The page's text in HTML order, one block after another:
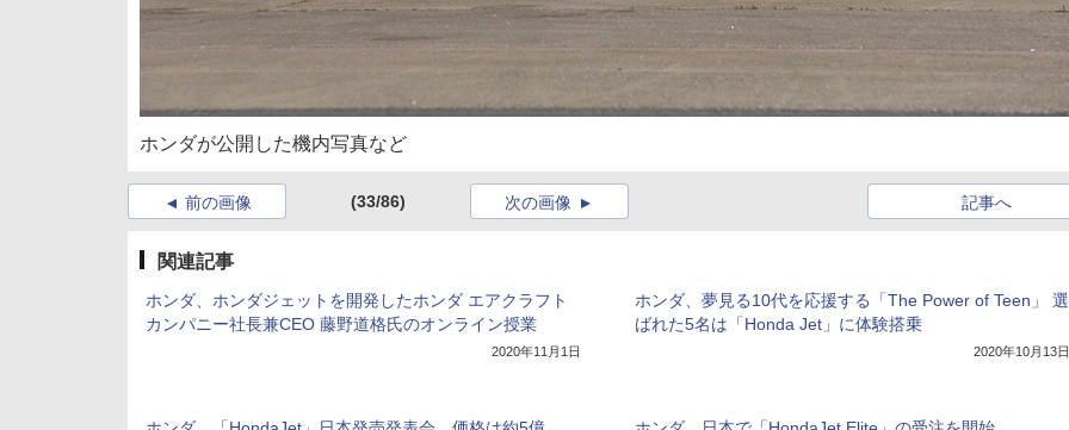
ホンダが公開した機内写真など
前の画像 (33/86) 記事へ
次の画像
関連記事
ホンダ、ホンダジェットを開発したホンダ エアクラフト
カンパニー社長兼CEO 藤野道格氏のオンライン授業
2020年11月1日
ホンダ、夢見る10代を応援する「The Power of Teen」 選
ばれた5名は「Honda Jet」に体験搭乗
2020年10月13日